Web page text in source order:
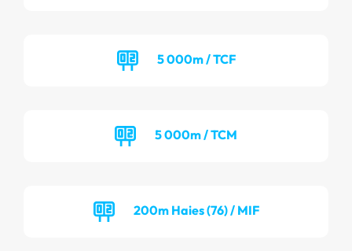
5 000m / TCF
5 000m / TCM
200m Haies (76) / MIF